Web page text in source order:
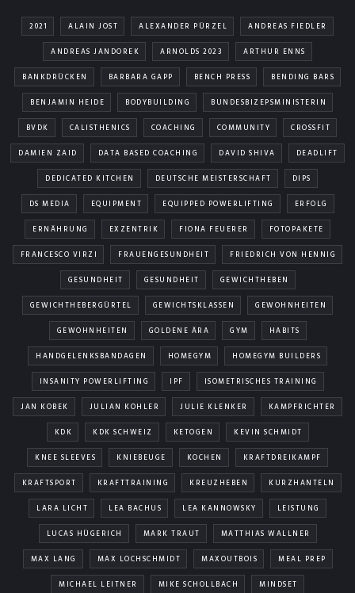
2021 ALAIN JOST ALEXANDER PÜRZEL ANDREAS FIEDLER
ANDREAS JANDOREK ARNOLDS 2023 ARTHUR ENNS
BANKDRÜCKEN BARBARA GAPP BENCH PRESS BENDING BARS
BENJAMIN HEIDE BODYBUILDING BUNDESBIZEPSMINISTERIN
BVDK CALISTHENICS COACHING COMMUNITY CROSSFIT
DAMIEN ZAID DATA BASED COACHING DAVID SHIVA DEADLIFT
DEDICATED KITCHEN DEUTSCHE MEISTERSCHAFT DIPS
DS MEDIA EQUIPMENT EQUIPPED POWERLIFTING ERFOLG
ERNÄHRUNG EXZENTRIK FIONA FEUERER FOTOPAKETE
FRANCESCO VIRZI FRAUENGESUNDHEIT FRIEDRICH VON HENNIG
GESUNDHEIT GESUNDHEIT GEWICHTHEBEN
GEWICHTHEBERGÜRTEL GEWICHTSKLASSEN GEWOHNHEITEN
GEWOHNHEITEN GOLDENE ÄRA GYM HABITS
HANDGELENKSBANDAGEN HOMEGYM HOMEGYM BUILDERS
INSANITY POWERLIFTING IPF ISOMETRISCHES TRAINING
JAN KOBEK JULIAN KOHLER JULIE KLENKER KAMPFRICHTER
KDK KDK SCHWEIZ KETOGEN KEVIN SCHMIDT
KNEE SLEEVES KNIEBEUGE KOCHEN KRAFTDREIKAMPF
KRAFTSPORT KRAFTTRAINING KREUZHEBEN KURZHANTELN
LARA LICHT LEA BACHUS LEA KANNOWSKY LEISTUNG
LUCAS HÜGERICH MARK TRAUT MATTHIAS WALLNER
MAX LANG MAX LOCHSCHMIDT MAXOUTBOIS MEAL PREP
MICHAEL LEITNER MIKE SCHOLLBACH MINDSET